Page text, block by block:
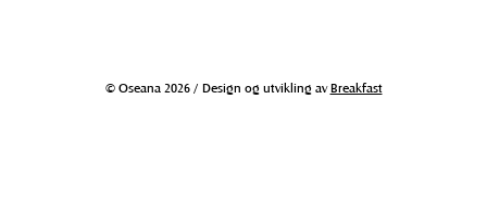
© Oseana 2026 / Design og utvikling avBreakfast